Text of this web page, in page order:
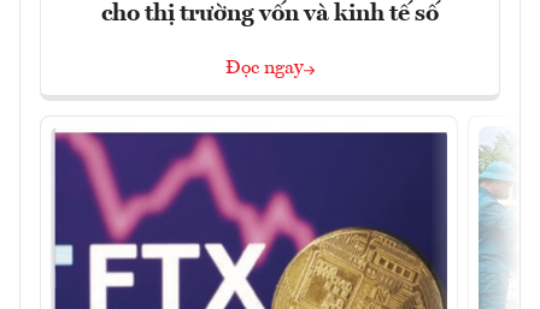
cho thị trường vốn và kinh tế số
Đọc ngay